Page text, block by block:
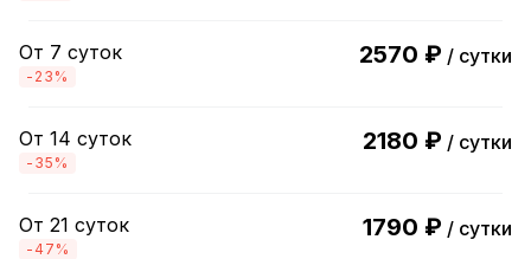
От 7 суток
-23%
2570 ₽ / сутки
От 14 суток
-35%
2180 ₽ / сутки
От 21 суток
-47%
1790 ₽ / сутки